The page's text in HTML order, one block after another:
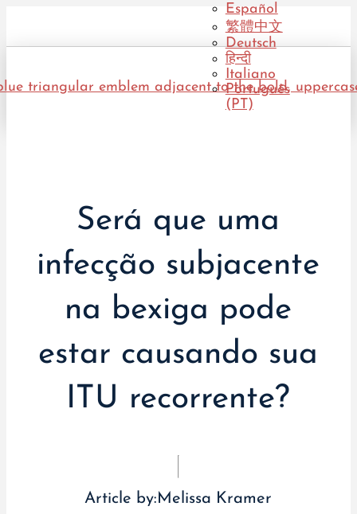
Español
繁體中文
Deutsch
हिन्दी
Italiano
Português
(PT)
Será que uma
infecção subjacente
na bexiga pode
estar causando sua
ITU recorrente?
Article by:Melissa Kramer